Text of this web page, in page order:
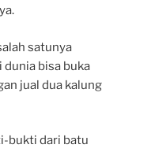
satunya
bisa buka
jual dua kalung
bukti dari batu